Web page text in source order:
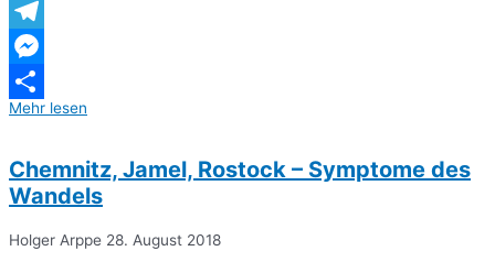
WhatsApp
Telegram
Messenger
Teilen
Mehr lesen
Chemnitz, Jamel, Rostock – Symptome des
Wandels
Holger Arppe 28. August 2018